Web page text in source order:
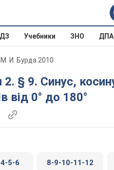
Учебники ЗНО ДПА
И. Бурда 2010
від 0° до 180°
5-6 8-9-10-11-12